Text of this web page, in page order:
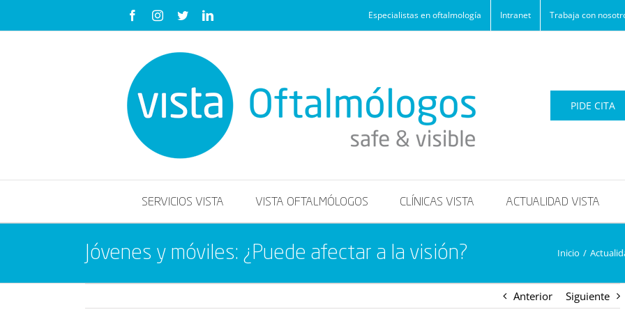
FacebookInstagram
TwitterLinkedIn Especialistas en oftalmología Intranet Trabaja con
PIDE CITA
SERVICIOS VISTA VISTA OFTALMÓLOGOS CLÍNICAS VISTA ACTUALIDAD VISTA
Jóvenes y móviles: ¿Puede afectar a la visión? Inicio /
Anterior Siguiente